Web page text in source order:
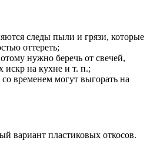
следы пыли и грязи, которые
оттереть;
нужно беречь от свечей,
искр на кухне и т. п.;
временем могут выгорать на
вариант пластиковых откосов.